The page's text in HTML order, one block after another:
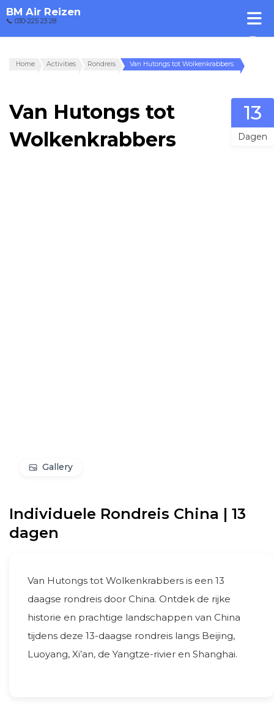
BM Air Reizen
📞 030-225 23 28
Home Activities Rondreis Van Hutongs tot Wolkenkrabbers
Van Hutongs tot
Wolkenkrabbers
13
Dagen
Gallery
Individuele Rondreis China | 13
dagen
Van Hutongs tot Wolkenkrabbers is een 13
daagse rondreis door China. Ontdek de rijke
historie en prachtige landschappen van China
tijdens deze 13-daagse rondreis langs Beijing,
Luoyang, Xi’an, de Yangtze-rivier en Shanghai.